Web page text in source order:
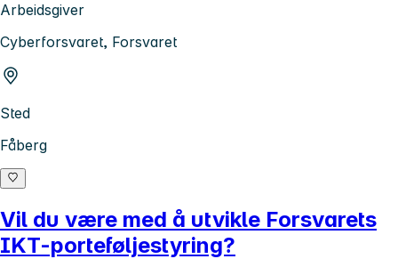
Arbeidsgiver
Cyberforsvaret, Forsvaret
Sted
Fåberg
Vil du være med å utvikle Forsvarets
IKT-porteføljestyring?